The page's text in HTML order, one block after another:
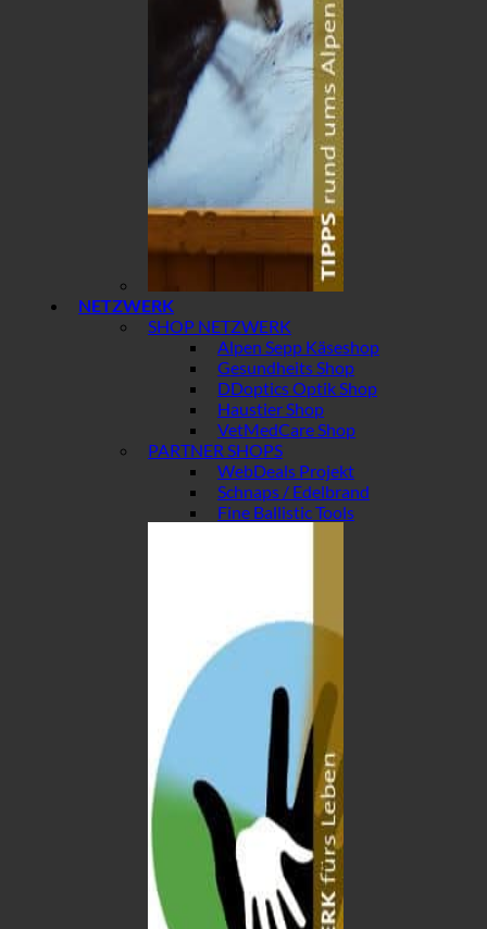
NETZWERK
SHOP NETZWERK
Alpen Sepp Käseshop
Gesundheits Shop
DDoptics Optik Shop
Haustier Shop
VetMedCare Shop
PARTNER SHOPS
WebDeals Projekt
Schnaps / Edelbrand
Fine Ballistic Tools